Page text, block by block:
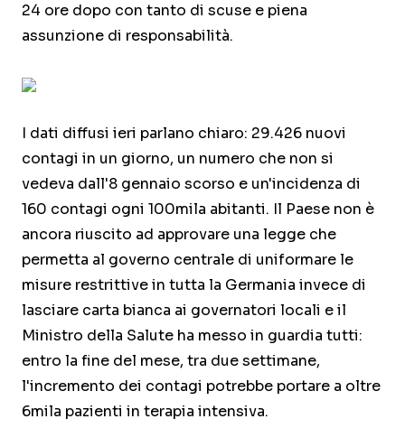
24 ore dopo con tanto di scuse e piena
assunzione di responsabilità.
I dati diffusi ieri parlano chiaro: 29.426 nuovi
contagi in un giorno, un numero che non si
vedeva dall'8 gennaio scorso e un'incidenza di
160 contagi ogni 100mila abitanti. Il Paese non è
ancora riuscito ad approvare una legge che
permetta al governo centrale di uniformare le
misure restrittive in tutta la Germania invece di
lasciare carta bianca ai governatori locali e il
Ministro della Salute ha messo in guardia tutti:
entro la fine del mese, tra due settimane,
l'incremento dei contagi potrebbe portare a oltre
6mila pazienti in terapia intensiva.